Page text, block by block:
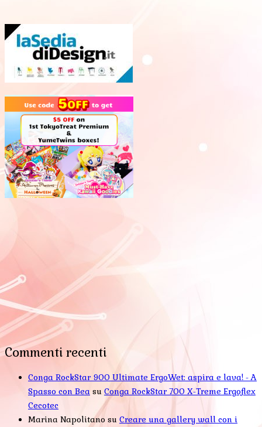
Commenti recenti
Conga RockStar 900 Ultimate ErgoWet: aspira e lava! - A
Spasso con Bea su Conga RockStar 700 X-Treme Ergoflex
Cecotec
Marina Napolitano su Creare una gallery wall con i